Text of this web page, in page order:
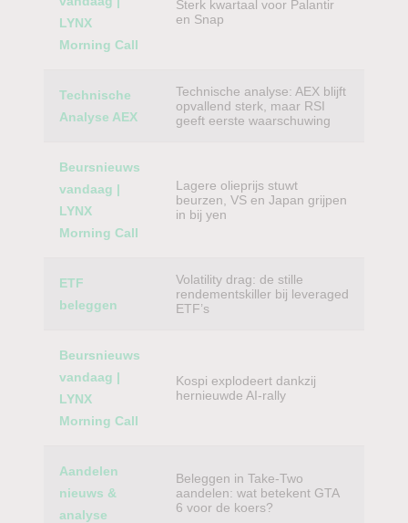
LYNX
Morning Call
Sterk kwartaal voor Palantir
en Snap
Technische
Analyse AEX
Technische analyse: AEX blijft
opvallend sterk, maar RSI
geeft eerste waarschuwing
Beursnieuws
vandaag |
LYNX
Morning Call
Lagere olieprijs stuwt
beurzen, VS en Japan grijpen
in bij yen
ETF
beleggen
Volatility drag: de stille
rendementskiller bij leveraged
ETF’s
Beursnieuws
vandaag |
LYNX
Morning Call
Kospi explodeert dankzij
hernieuwde AI-rally
Aandelen
nieuws &
analyse
Beleggen in Take-Two
aandelen: wat betekent GTA
6 voor de koers?